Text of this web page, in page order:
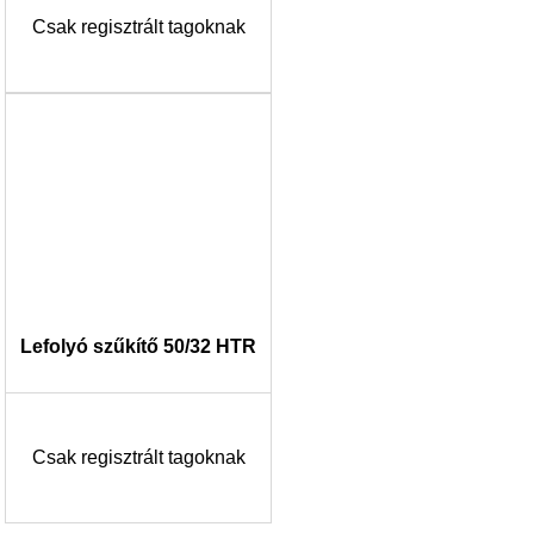
Csak regisztrált tagoknak
Lefolyó szűkítő 50/32 HTR
Csak regisztrált tagoknak